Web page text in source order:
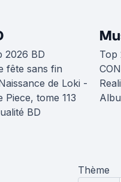
2026 BD
fête sans fin
de Loki -
Piece, tome 113
BD
Top
Thème